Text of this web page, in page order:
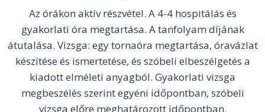
Az órákon aktív részvétel. A 4-4 hospitálás és
gyakorlati óra megtartása. A tanfolyam díjának
átutalása. Vizsga: egy tornaóra megtartása, óravázlat
készítése és ismertetése, és szóbeli elbeszélgetés a
kiadott elméleti anyagból. Gyakorlati vizsga
megbeszélés szerint egyéni időpontban, szóbeli
vizsga előre meghatározott időpontban.